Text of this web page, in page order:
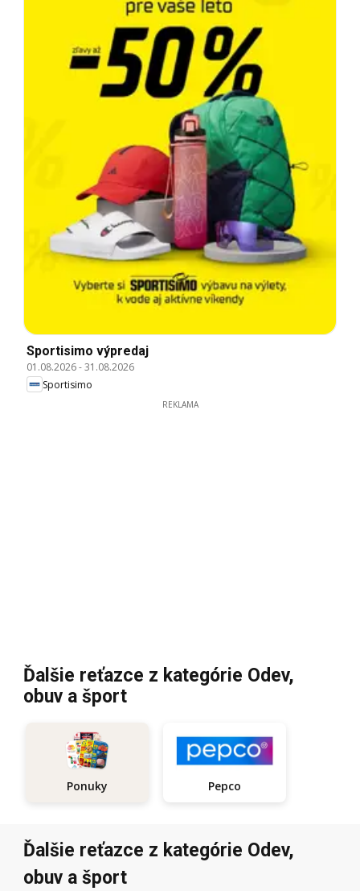
Sportisimo výpredaj
01.08.2026-31.08.2026
Sportisimo
REKLAMA
Ďalšie reťazce z kategórie Odev,
obuv a šport
Ponuky Pepco
Ďalšie reťazce z kategórie Odev,
obuv a šport